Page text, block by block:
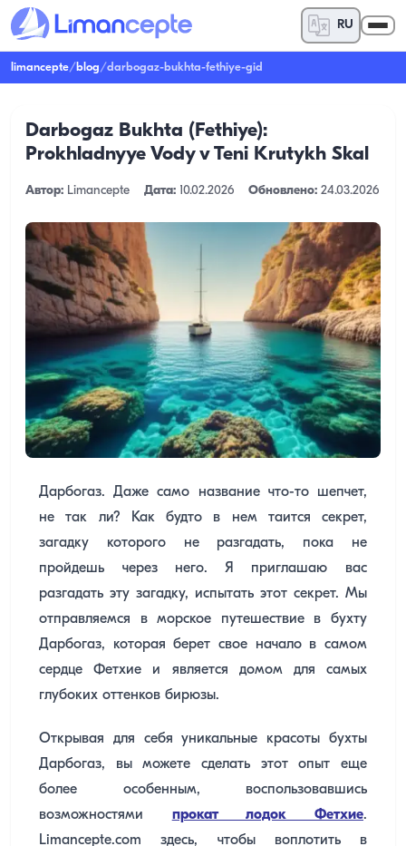
RU
limancepte/blog/darbogaz-bukhta-fethiye-gid
Darbogaz Bukhta (Fethiye):
Prokhladnyye Vody v Teni Krutykh Skal
Автор: Limancepte Дата: 10.02.2026 Обновлено: 24.03.2026
Дарбогаз. Даже само название что-то шепчет,
не так ли? Как будто в нем таится секрет,
загадку которого не разгадать, пока не
пройдешь через него. Я приглашаю вас
разгадать эту загадку, испытать этот секрет. Мы
отправляемся в морское путешествие в бухту
Дарбогаз, которая берет свое начало в самом
сердце Фетхие и является домом для самых
глубоких оттенков бирюзы.
Открывая для себя уникальные красоты бухты
Дарбогаз, вы можете сделать этот опыт еще
более особенным, воспользовавшись
возможностями прокат лодок Фетхие.
Limancepte.com здесь, чтобы воплотить в